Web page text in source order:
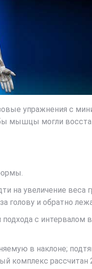
упражнения с
мышцы могли
на увеличение веса
голову и обратно
с
в наклоне;
комплекс